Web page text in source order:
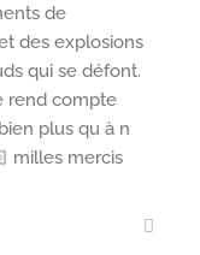
de
des explosions
qui se défont.
rend compte
plus qu à n
milles mercis